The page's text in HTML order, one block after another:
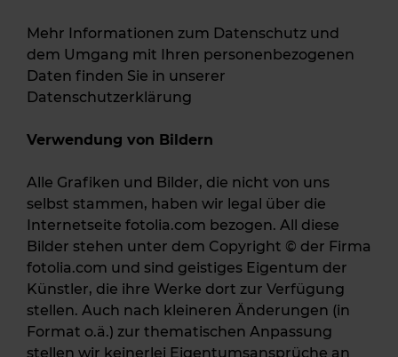
Mehr Informationen zum Datenschutz und
dem Umgang mit Ihren personenbezogenen
Daten finden Sie in unserer
Datenschutzerklärung
Verwendung von Bildern
Alle Grafiken und Bilder, die nicht von uns
selbst stammen, haben wir legal über die
Internetseite fotolia.com bezogen. All diese
Bilder stehen unter dem Copyright © der Firma
fotolia.com und sind geistiges Eigentum der
Künstler, die ihre Werke dort zur Verfügung
stellen. Auch nach kleineren Änderungen (in
Format o.ä.) zur thematischen Anpassung
stellen wir keinerlei Eigentumsansprüche an